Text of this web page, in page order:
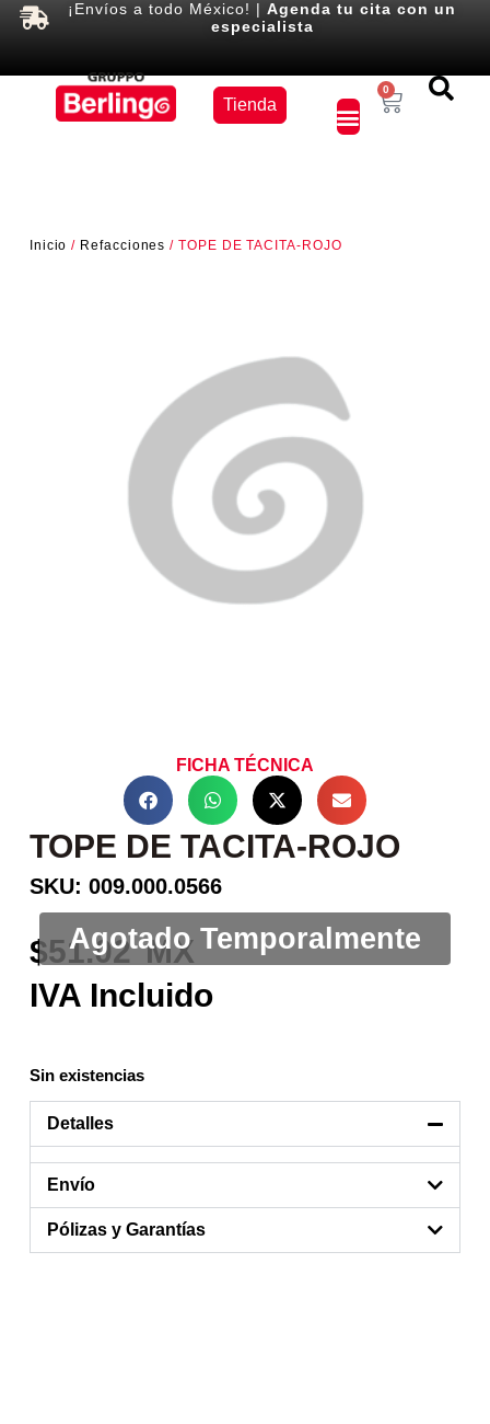
¡Envíos a todo México! |Agenda tu cita con un
especialista
Tienda
0
Inicio / Refacciones / TOPE DE TACITA-ROJO
FICHA TÉCNICA
TOPE DE TACITA-ROJO
SKU: 009.000.0566
51.02
Sin existencias
Detalles
Envío
Pólizas y Garantías